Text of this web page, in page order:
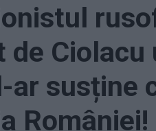
de Ciolacu
ar susține
României!